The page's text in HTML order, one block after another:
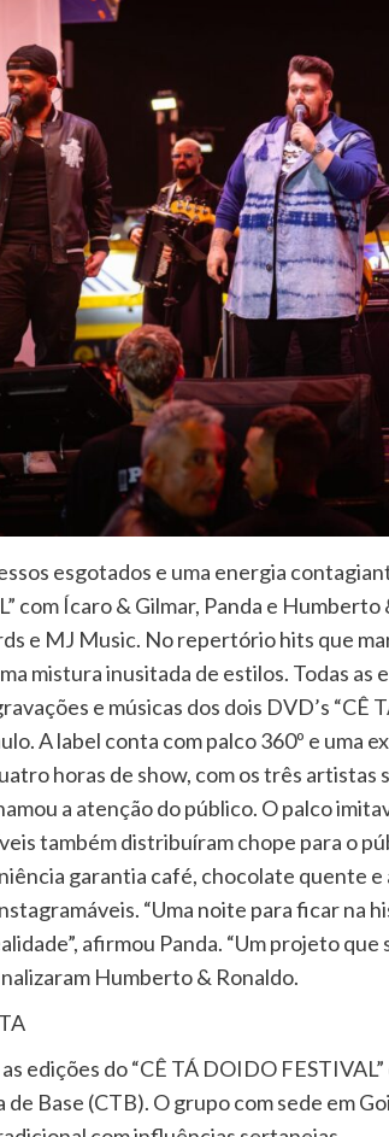
esgotados e uma energia
com Ícaro & Gilmar, Panda e
e MJ Music. No repertório hits que
mistura inusitada de estilos. Todas
e músicas dos dois DVD’s
A label conta com palco 360º e
horas de show, com os três
a atenção do público. O palco
também distribuíram chope para o
garantia café, chocolate quente
“Uma noite para ficar na
afirmou Panda. “Um projeto
Humberto & Ronaldo.
edições do “CÊ TÁ DOIDO
de Base (CTB). O grupo com sede em